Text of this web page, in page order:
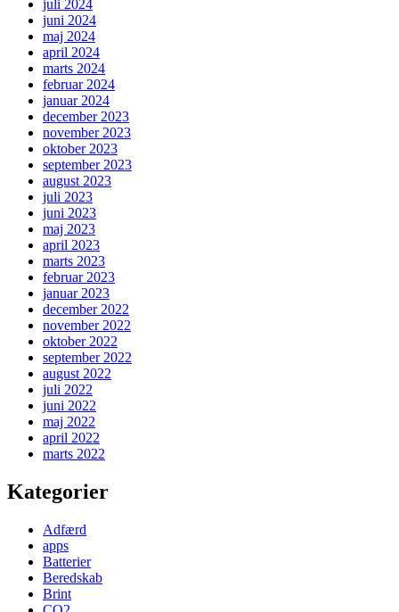
juli 2024
juni 2024
maj 2024
april 2024
marts 2024
februar 2024
januar 2024
december 2023
november 2023
oktober 2023
september 2023
august 2023
juli 2023
juni 2023
maj 2023
april 2023
marts 2023
februar 2023
januar 2023
december 2022
november 2022
oktober 2022
september 2022
august 2022
juli 2022
juni 2022
maj 2022
april 2022
marts 2022
Kategorier
Adfærd
apps
Batterier
Beredskab
Brint